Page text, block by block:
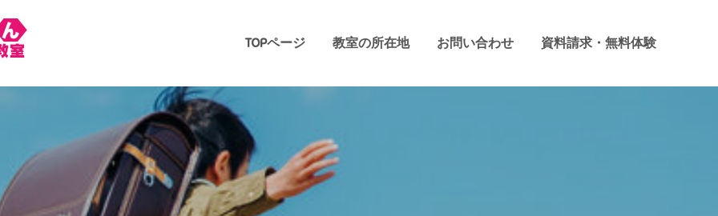
菊水学園そろばん教室 一宮市、岩倉市のそろばん教
室です。幼児教室もしています。
岩倉市と一宮市のそろばん教室、信頼の75年の実績！
TOPページ 教室の所在地 お問い合わせ 資料請求・無料体験